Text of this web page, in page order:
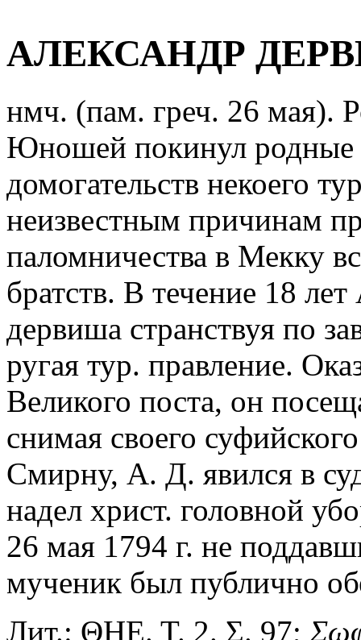
АЛЕКСАНДР
нмч. (пам. греч. 26 мая).
Юношей покинул родные
домогательств некоего
неизвестным причинам
паломничества в Мекку
братств. В течение 18
дервиша странствуя по
ругая тур. правление.
Великого поста, он
снимая своего
Смирну, А. Д. явился в
надел христ. головной
26 мая 1794 г. не
мученик был публично
Лит.: ΘΗΕ. Τ. 2. Σ. 97;